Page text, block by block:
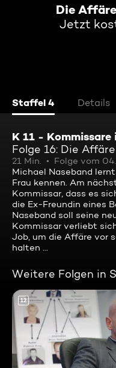
Die
Jetzt
Staffel 4 Details
K 11 - Kommissare
Folge 16: Die
21 Min. Folge vom
Michael Naseband
Frau kennen. Am
Kommissar, dass es
die Ex-Freundin eines
Naseband soll seine
Kommissar verliebt
Job, um die Affäre vor
halten ...
Weitere Folgen in
12